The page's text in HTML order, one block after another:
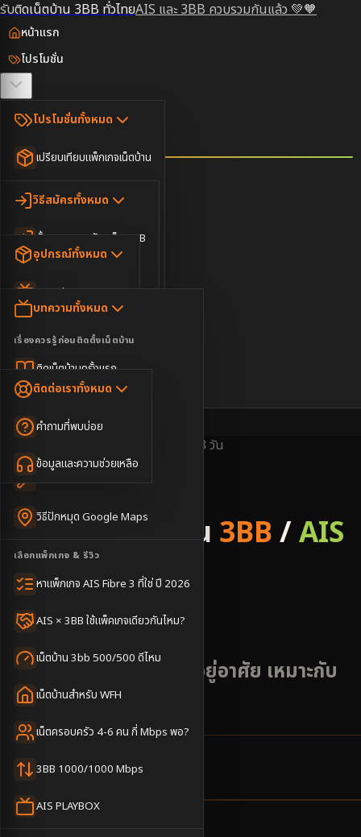
รับติดเน็ตบ้าน 3BB ทั่วไทยAIS และ 3BB ควบรวมกันแล้ว 💚🧡
หน้าแรก
โปรโมชั่น
โปรโมชั่นทั้งหมด
เปรียบเทียบแพ็กเกจเน็ตบ้าน
เน็ตบ้าน Super Fast
เน็ตบ้าน 2Gbps
เน็ตบ้านพร้อมกล่องทีวี
เน็ตบ้าน + Netflix
เน็ตบ้าน + บริการเสริม
เน็ตบ้านแรงทุกชั้น
ตรวจสอบพื้นที่
วิธีสมัครทั้งหมด
ขั้นตอนการสมัครเน็ต 3BB
อุปกรณ์
อุปกรณ์ทั้งหมด
AIS Play Box
Dongle เน็ตสำรอง
บทความ
บทความทั้งหมด
เรื่องควรรู้ก่อนติดตั้งเน็ตบ้าน
ติดเน็ตบ้านครั้งแรก
เทคนิคขอคิวช่างได้ไว
วิธีปักหมุด Google Maps
เลือกแพ็กเกจ & รีวิว
หาแพ็กเกจ AIS Fibre 3 ที่ใช่ ปี 2026
AIS × 3BB ใช้แพ็คเกจเดียวกันไหม?
เน็ตบ้าน 3bb 500/500 ดีไหม
เน็ตบ้านสำหรับ WFH
เน็ตครอบครัว 4-6 คน กี่ Mbps พอ?
3BB 1000/1000 Mbps
AIS PLAYBOX
ข่าวสาร
ติดต่อเราทั้งหมด
คำถามที่พบบ่อย
ข้อมูลและความช่วยเหลือ
🇹🇭🇬🇧
2-3 วัน
3BB & AIS Fibre
รับติดตั้งเน็ตบ้าน 3BB/AIS
Fibre
อำเภอหัวไทร
ชุมชนท้องถิ่นและพื้นที่อยู่อาศัย เหมาะกับ
ครอบครัว
11ตำบล